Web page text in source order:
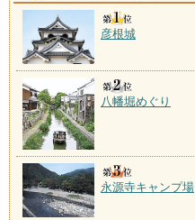
彦根城
八幡堀めぐり
永源寺キャンプ場